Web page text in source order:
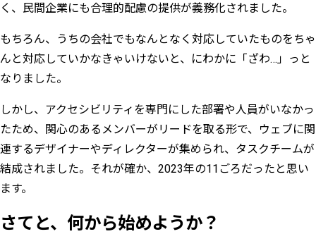
く、民間企業にも合理的配慮の提供が義務化されました。
もちろん、うちの会社でもなんとなく対応していたものをちゃ
んと対応していかなきゃいけないと、にわかに「ざわ…」っと
なりました。
しかし、アクセシビリティを専門にした部署や人員がいなかっ
たため、関心のあるメンバーがリードを取る形で、ウェブに関
連するデザイナーやディレクターが集められ、タスクチームが
結成されました。それが確か、2023年の11ごろだったと思い
ます。
さてと、何から始めようか？